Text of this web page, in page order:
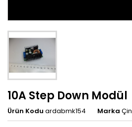
10A Step Down Modül
Ürün Kodu ardabmk154 Marka Çin